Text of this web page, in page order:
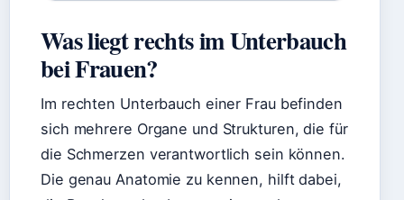
Was liegt rechts im Unterbauch
bei Frauen?
Im rechten Unterbauch einer Frau befinden
sich mehrere Organe und Strukturen, die für
die Schmerzen verantwortlich sein können.
Die genau Anatomie zu kennen, hilft dabei,